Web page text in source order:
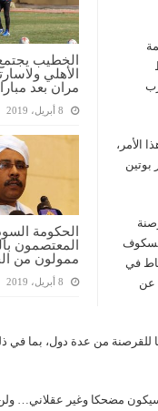
الخطيب
الأهلي
مران بعد
8 أبريل، 2019
الحكومة
المعتصمون
ممولون من
8 أبريل، 2019
الأمر،
بوتين
في
عن
للقرصنة من عدة دول، بما في
سيكون مضحكا وغير عقلاني…